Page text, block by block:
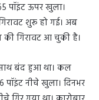
पॉइंट ऊपर खुला।
शुरू हो गई। अब
की गिरावट आ चुकी है।
बंद हुआ था। कल
नीचे खुला। दिनभर